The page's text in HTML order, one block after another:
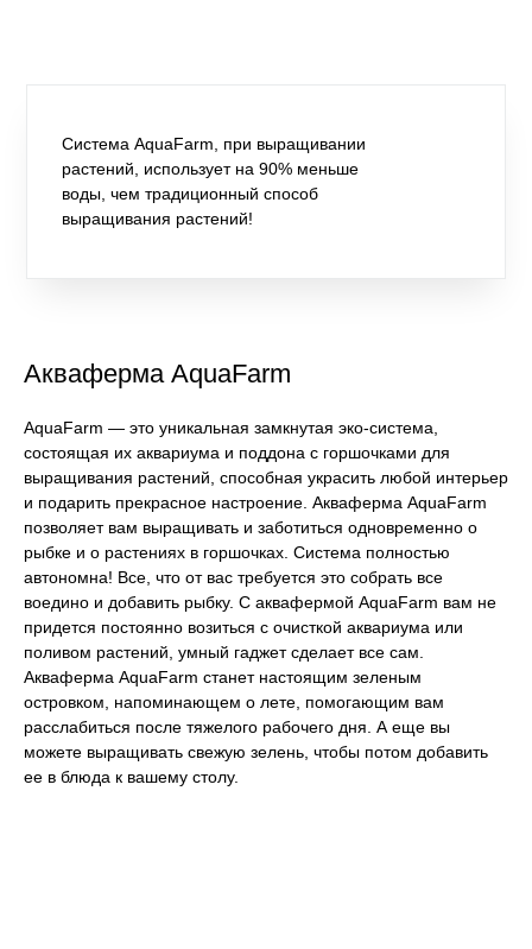
Система AquaFarm, при выращивании
растений, использует на 90% меньше
воды, чем традиционный способ
выращивания растений!
Акваферма AquaFarm
AquaFarm — это уникальная замкнутая эко-система,
состоящая их аквариума и поддона с горшочками для
выращивания растений, способная украсить любой интерьер
и подарить прекрасное настроение. Акваферма AquaFarm
позволяет вам выращивать и заботиться одновременно о
рыбке и о растениях в горшочках. Система полностью
автономна! Все, что от вас требуется это собрать все
воедино и добавить рыбку. С аквафермой AquaFarm вам не
придется постоянно возиться с очисткой аквариума или
поливом растений, умный гаджет сделает все сам.
Акваферма AquaFarm станет настоящим зеленым
островком, напоминающем о лете, помогающим вам
расслабиться после тяжелого рабочего дня. А еще вы
можете выращивать свежую зелень, чтобы потом добавить
ее в блюда к вашему столу.